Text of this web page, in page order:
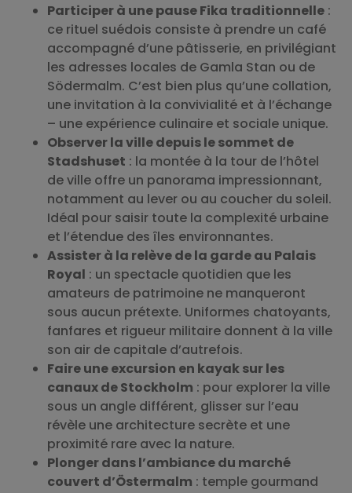
Participer à une pause Fika traditionnelle :
ce rituel suédois consiste à prendre un café
accompagné d’une pâtisserie, en privilégiant
les adresses locales de Gamla Stan ou de
Södermalm. C’est bien plus qu’une collation,
une invitation à la convivialité et à l’échange
– une expérience culinaire et sociale unique.
Observer la ville depuis le sommet de
Stadshuset : la montée à la tour de l’hôtel
de ville offre un panorama impressionnant,
notamment au lever ou au coucher du soleil.
Idéal pour saisir toute la complexité urbaine
et l’étendue des îles environnantes.
Assister à la relève de la garde au Palais
Royal : un spectacle quotidien que les
amateurs de patrimoine ne manqueront
sous aucun prétexte. Uniformes chatoyants,
fanfares et rigueur militaire donnent à la ville
son air de capitale d’autrefois.
Faire une excursion en kayak sur les
canaux de Stockholm : pour explorer la ville
sous un angle différent, glisser sur l’eau
révèle une architecture secrète et une
proximité rare avec la nature.
Plonger dans l’ambiance du marché
couvert d’Östermalm : temple gourmand